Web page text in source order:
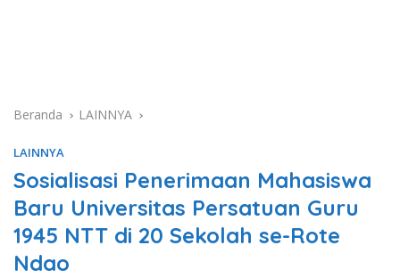
Beranda LAINNYA
LAINNYA
Sosialisasi Penerimaan Mahasiswa
Baru Universitas Persatuan Guru
1945 NTT di 20 Sekolah se-Rote
Ndao